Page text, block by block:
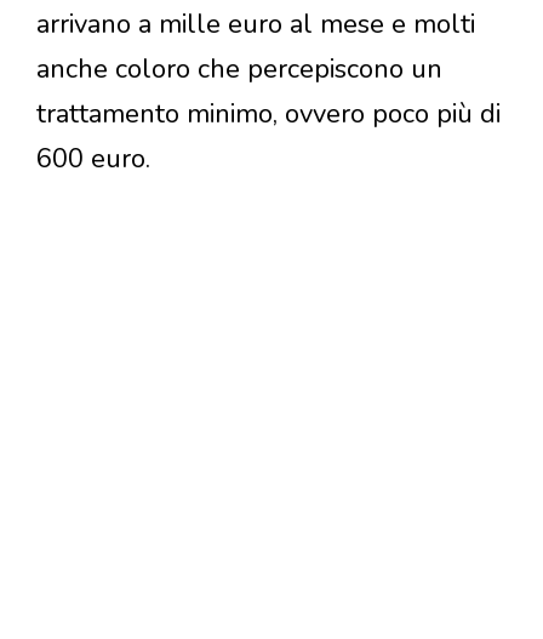
arrivano a mille euro al mese e molti
anche coloro che percepiscono un
trattamento minimo, ovvero poco più di
600 euro.